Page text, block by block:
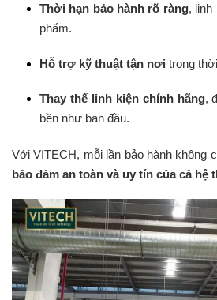
Thời hạn bảo hành rõ ràng, linh
phẩm.
Hỗ trợ kỹ thuật tận nơi trong
Thay thế linh kiện chính hãng,
bền như ban đầu.
Với VITECH, mỗi lần bảo hành không
bảo đảm an toàn và uy tín của cả hệ